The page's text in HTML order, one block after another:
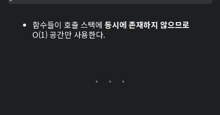
함수들이 호출 스택에 동시에 존재하지 않으므로
O(1) 공간만 사용한다.